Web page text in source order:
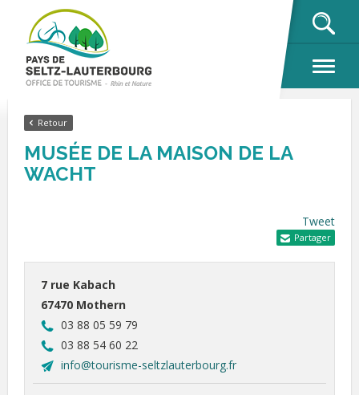
Retour
MUSÉE DE LA MAISON DE LA
WACHT
Tweet
Partager
7 rue Kabach
67470 Mothern
03 88 05 59 79
03 88 54 60 22
info@tourisme-seltzlauterbourg.fr